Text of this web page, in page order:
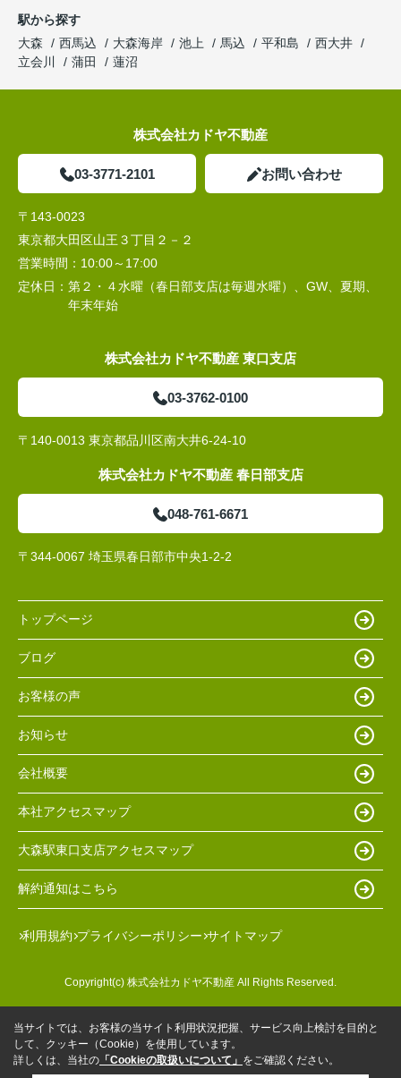
駅から探す
大森
西馬込 大森海岸 池上 馬込 平和島
西大井
立会川
蒲田 蓮沼
株式会社カドヤ不動産
03-3771-2101 お問い合わせ
〒143-0023
東京都大田区山王３丁目２－２
営業時間： 10:00～17:00
定休日： 第２・４水曜（春日部支店は毎週水曜）、GW、夏期、
年末年始
株式会社カドヤ不動産 東口支店
03-3762-0100
〒140-0013 東京都品川区南大井6-24-10
株式会社カドヤ不動産 春日部支店
048-761-6671
〒344-0067 埼玉県春日部市中央1-2-2
トップページ
ブログ
お客様の声
お知らせ
会社概要
本社アクセスマップ
大森駅東口支店アクセスマップ
解約通知はこちら
利用規約 プライバシーポリシー サイトマップ
Copyright(c) 株式会社カドヤ不動産 All Rights Reserved.
当サイトでは、お客様の当サイト利用状況把握、サービス向上検討を目的と
して、クッキー（Cookie）を使用しています。
詳しくは、当社の 「Cookieの取扱いについて」 をご確認ください。